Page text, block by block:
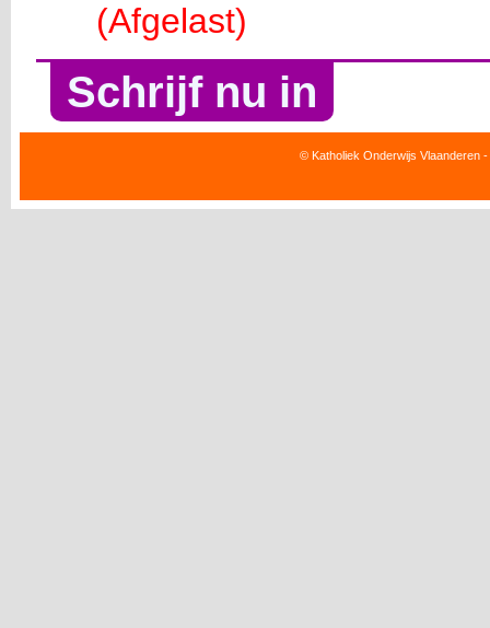
(Afgelast)
Schrijf nu in
© Katholiek Onderwijs Vlaanderen